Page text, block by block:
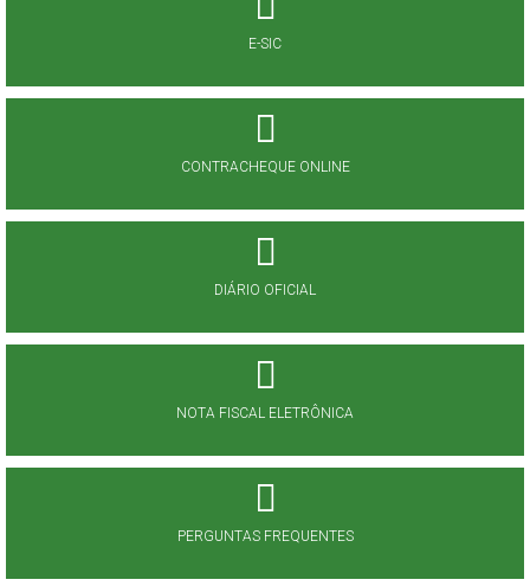
E-SIC
CONTRACHEQUE ONLINE
DIÁRIO OFICIAL
NOTA FISCAL ELETRÔNICA
PERGUNTAS FREQUENTES